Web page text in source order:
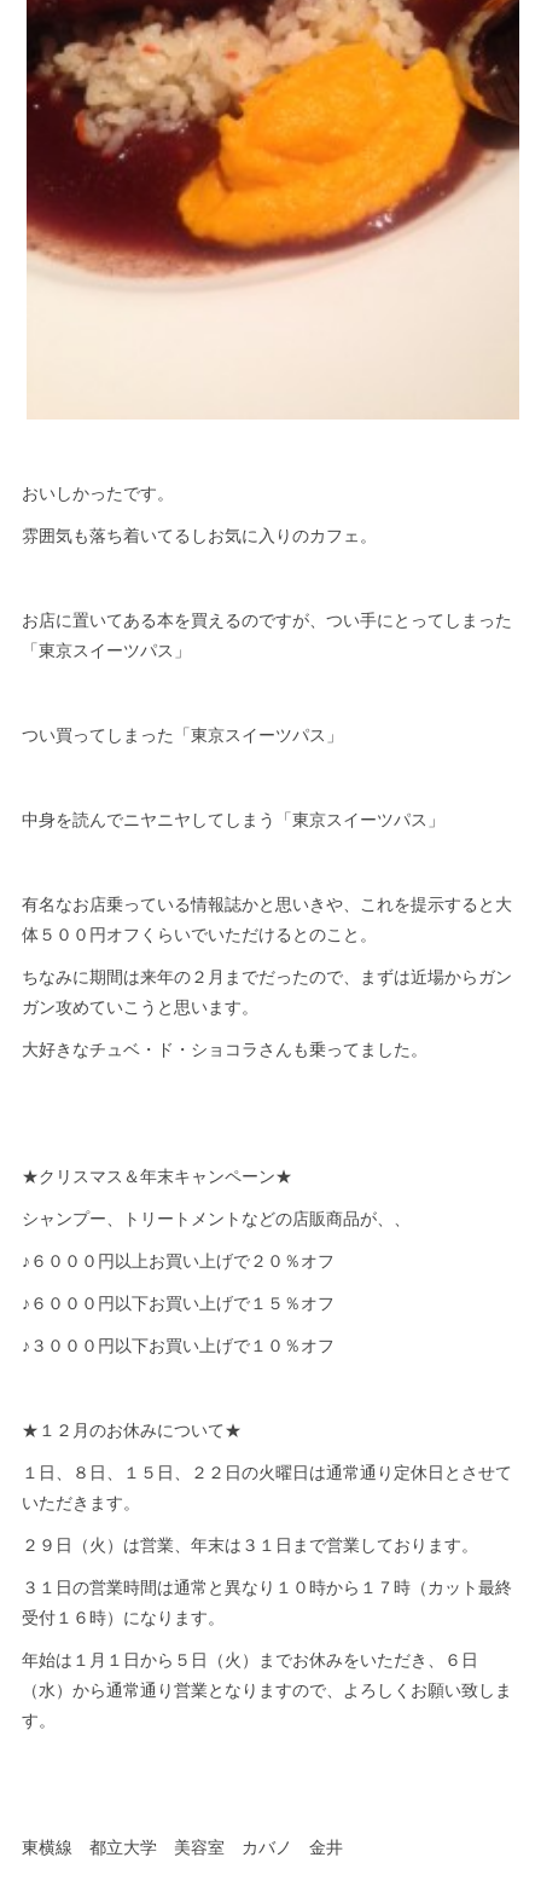
おいしかったです。
雰囲気も落ち着いてるしお気に入りのカフェ。
お店に置いてある本を買えるのですが、つい手にとってしまった
「東京スイーツパス」
つい買ってしまった「東京スイーツパス」
中身を読んでニヤニヤしてしまう「東京スイーツパス」
有名なお店乗っている情報誌かと思いきや、これを提示すると大
体５００円オフくらいでいただけるとのこと。
ちなみに期間は来年の２月までだったので、まずは近場からガン
ガン攻めていこうと思います。
大好きなチュベ・ド・ショコラさんも乗ってました。
★クリスマス＆年末キャンペーン★
シャンプー、トリートメントなどの店販商品が、、
♪６０００円以上お買い上げで２０％オフ
♪６０００円以下お買い上げで１５％オフ
♪３０００円以下お買い上げで１０％オフ
★１２月のお休みについて★
１日、８日、１５日、２２日の火曜日は通常通り定休日とさせて
いただきます。
２９日（火）は営業、年末は３１日まで営業しております。
３１日の営業時間は通常と異なり１０時から１７時（カット最終
受付１６時）になります。
年始は１月１日から５日（火）までお休みをいただき、６日
（水）から通常通り営業となりますので、よろしくお願い致しま
す。
東横線 都立大学 美容室 カバノ 金井